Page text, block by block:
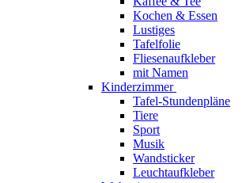
Kochen & Essen
Lustiges
Tafelfolie
Fliesenaufkleber
mit Namen
Kinderzimmer
Tafel-Stundenpläne
Tiere
Sport
Musik
Wandsticker
Leuchtaufkleber